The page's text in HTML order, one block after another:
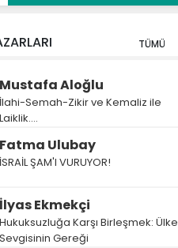
TÜMÜ
Mustafa Aloğlu
İlahi-Semah-Zikir ve Kemaliz ile
Laiklik….
Fatma Ulubay
İSRAİL ŞAM'I VURUYOR!
İlyas Ekmekçi
Hukuksuzluğa Karşı Birleşmek: Ülke
Sevgisinin Gereği